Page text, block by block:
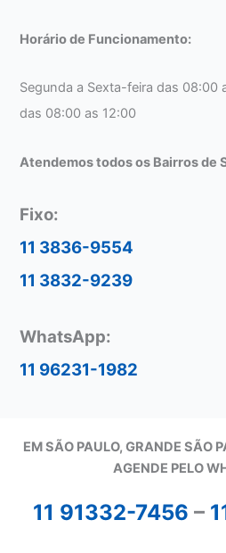
Horário de Funcionamento:
Segunda a Sexta-feira das 08:00
das 08:00 as 12:00
Atendemos todos os Bairros de
Fixo:
11 3836-9554
11 3832-9239
WhatsApp:
11 96231-1982
EM SÃO PAULO, GRANDE SÃO
AGENDE PELO
11 91332-7456 –